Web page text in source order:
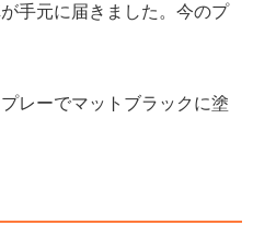
手元に届きました。今のプ
レーでマットブラックに塗